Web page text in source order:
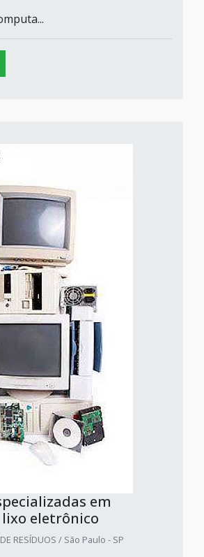
em
eletrônico
RESÍDUOS / São Paulo - SP